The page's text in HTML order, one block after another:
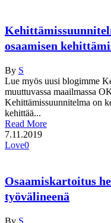
osaamisen
By S
Lue myös uusi blogimme
muuttuvassa maailmassa
Kehittämissuunnitelma on
kehittää...
Read More
7.11.2019
Love0
Osaamiskartoitus
työvälineenä
By S